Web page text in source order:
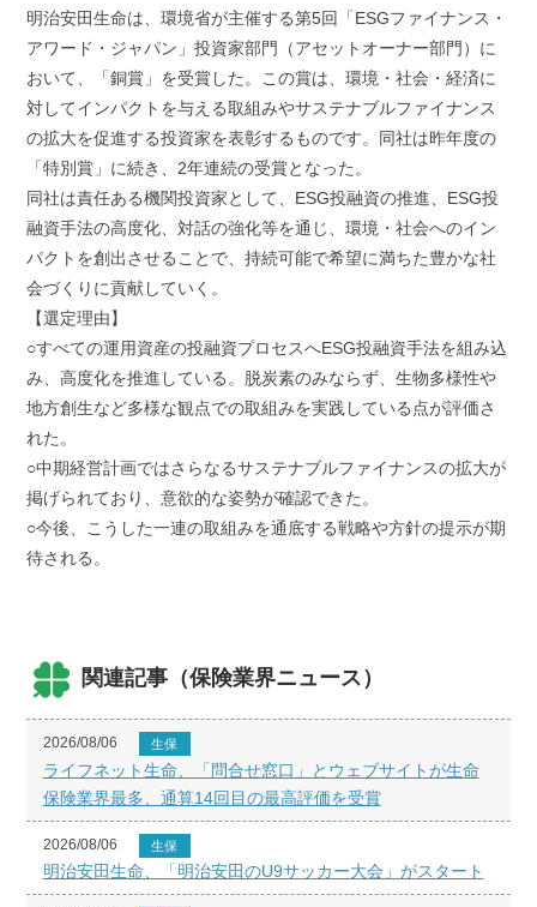
c
e
o
o
k
i
e
r
n
e
a
明治安田生命は、環境省が主催する第5回「ESGファイナンス・
アワード・ジャパン」投資家部門（アセットオーナー部門）に
おいて、「銅賞」を受賞した。この賞は、環境・社会・経済に
対してインパクトを与える取組みやサステナブルファイナンス
の拡大を促進する投資家を表彰するものです。同社は昨年度の
「特別賞」に続き、2年連続の受賞となった。
同社は責任ある機関投資家として、ESG投融資の推進、ESG投
融資手法の高度化、対話の強化等を通じ、環境・社会へのイン
パクトを創出させることで、持続可能で希望に満ちた豊かな社
会づくりに貢献していく。
【選定理由】
○すべての運用資産の投融資プロセスへESG投融資手法を組み込
み、高度化を推進している。脱炭素のみならず、生物多様性や
地方創生など多様な観点での取組みを実践している点が評価さ
れた。
○中期経営計画ではさらなるサステナブルファイナンスの拡大が
掲げられており、意欲的な姿勢が確認できた。
○今後、こうした一連の取組みを通底する戦略や方針の提示が期
待される。
関連記事（保険業界ニュース）
2026/08/06 生保
ライフネット生命、「問合せ窓口」とウェブサイトが生命
保険業界最多、通算14回目の最高評価を受賞
2026/08/06 生保
明治安田生命、「明治安田のU9サッカー大会」がスタート